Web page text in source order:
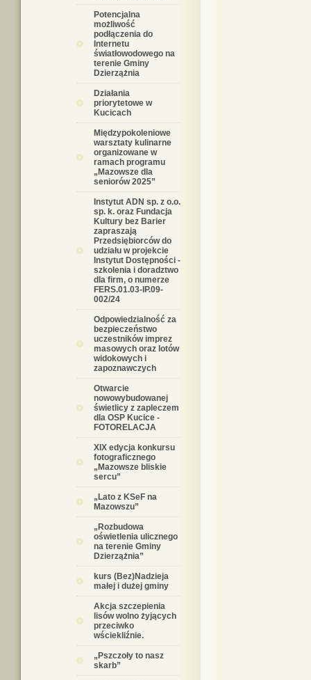
Potencjalna
możliwość
podłączenia do
Internetu
światłowodowego na
terenie Gminy
Dzierzążnia
Działania
priorytetowe w
Kucicach
Międzypokoleniowe
warsztaty kulinarne
organizowane w
ramach programu
„Mazowsze dla
seniorów 2025”
Instytut ADN sp. z o.o.
sp. k. oraz Fundacja
Kultury bez Barier
zapraszają
Przedsiębiorców do
udziału w projekcie
Instytut Dostępności -
szkolenia i doradztwo
dla firm, o numerze
FERS.01.03-IP.09-
002/24
Odpowiedzialność za
bezpieczeństwo
uczestników imprez
masowych oraz lotów
widokowych i
zapoznawczych
Otwarcie
nowowybudowanej
świetlicy z zapleczem
dla OSP Kucice -
FOTORELACJA
XIX edycja konkursu
fotograficznego
„Mazowsze bliskie
sercu”
„Lato z KSeF na
Mazowszu”
„Rozbudowa
oświetlenia ulicznego
na terenie Gminy
Dzierzążnia”
kurs (Bez)Nadzieja
małej i dużej gminy
Akcja szczepienia
lisów wolno żyjących
przeciwko
wściekliźnie.
„Pszczoły to nasz
skarb”